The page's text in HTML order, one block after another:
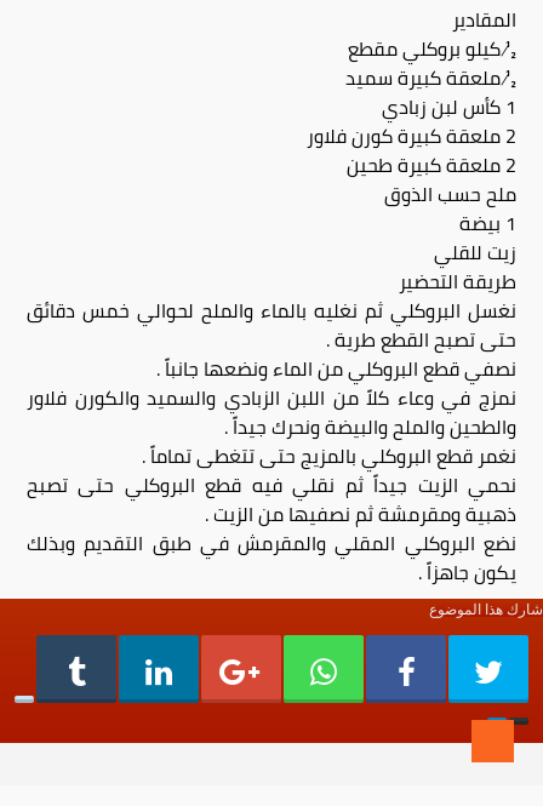
المقادير
½ كيلو بروكلي مقطع
½ ملعقة كبيرة سميد
1 كأس لبن زبادي
2 ملعقة كبيرة كورن فلاور
2 ملعقة كبيرة طحين
ملح حسب الذوق
1 بيضة
زيت للقلي
طريقة التحضير
نغسل البروكلي ثم نغليه بالماء والملح لحوالي خمس دقائق
حتى تصبح القطع طرية .
نصفي قطع البروكلي من الماء ونضعها جانباً .
نمزج في وعاء كلاً من اللبن الزبادي والسميد والكورن فلاور
والطحين والملح والبيضة ونحرك جيداً .
نغمر قطع البروكلي بالمزيج حتى تتغطى تماماً .
نحمي الزيت جيداً ثم نقلي فيه قطع البروكلي حتى تصبح
ذهبية ومقرمشة ثم نصفيها من الزيت .
نضع البروكلي المقلي والمقرمش في طبق التقديم وبذلك
يكون جاهزاً .
شارك هذا الموضوع